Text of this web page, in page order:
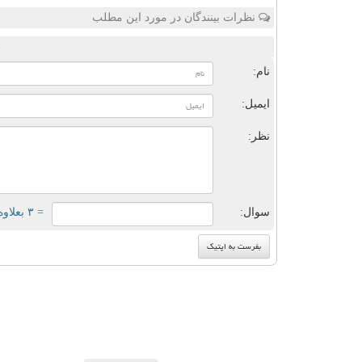
نظرات بینندگان در مورد این مطلب
نام:
ایمیل:
نظر:
سوال: = ۳ بعلاوه ۵